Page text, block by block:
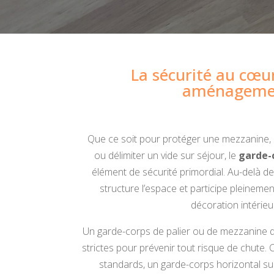
La sécurité au
Que ce soit pour protéger une mezzanine,
ou délimiter un vide sur séjour, le
élément de sécurité primordial. Au-delà
structure l’espace et participe
décoration
Un garde-corps de palier ou de
strictes pour prévenir tout risque de chute.
standards, un garde-corps horizontal